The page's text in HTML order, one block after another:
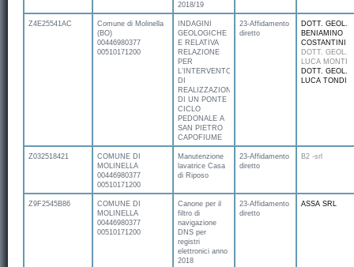
2018/19
Z4E25541AC
Comune di Molinella
(BO)
00446980377
00510171200
INDAGINI
GEOLOGICHE
E RELATIVA
RELAZIONE
PER
L’INTERVENTO
DI
REALIZZAZIONE
DI UN PONTE
CICLO
PEDONALE A
SAN PIETRO
CAPOFIUME
23-Affidamento
diretto
DOTT. GEOL.
BENIAMINO
COSTANTINI
DOTT. GEOL.
LUCA MONTI
DOTT. GEOL.
LUCA TONDI
Z032518421
COMUNE DI
MOLINELLA
00446980377
00510171200
Manutenzione
lavatrice Casa
di Riposo
23-Affidamento
diretto
B2 -srl
Z9F2545B86
COMUNE DI
MOLINELLA
00446980377
00510171200
Canone per il
filtro di
navigazione
DNS per
registri
elettronici anno
2018
23-Affidamento
diretto
ASSA SRL